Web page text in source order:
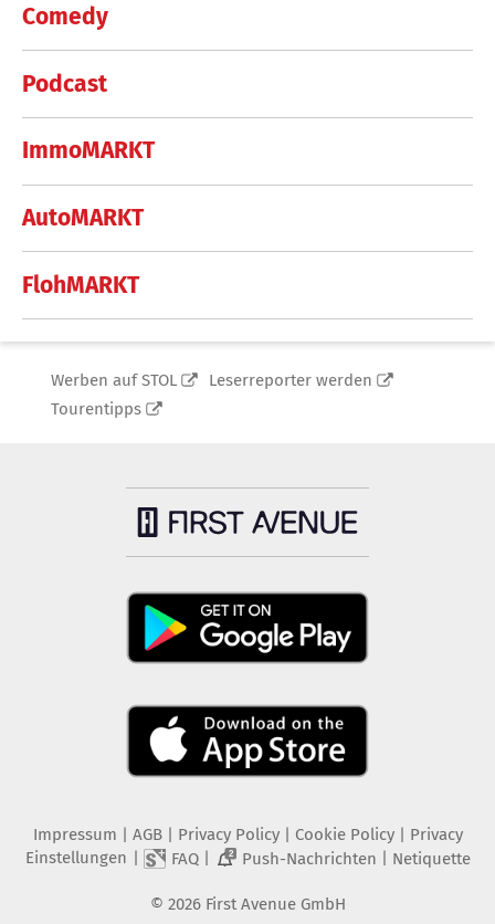
Comedy
Podcast
ImmoMARKT
AutoMARKT
FlohMARKT
Werben auf STOL
Leserreporter werden
Tourentipps
Impressum | AGB | Privacy Policy| Cookie Policy| Privacy
Einstellungen | FAQ| 2 Push-Nachrichten | Netiquette
© 2026 First Avenue GmbH